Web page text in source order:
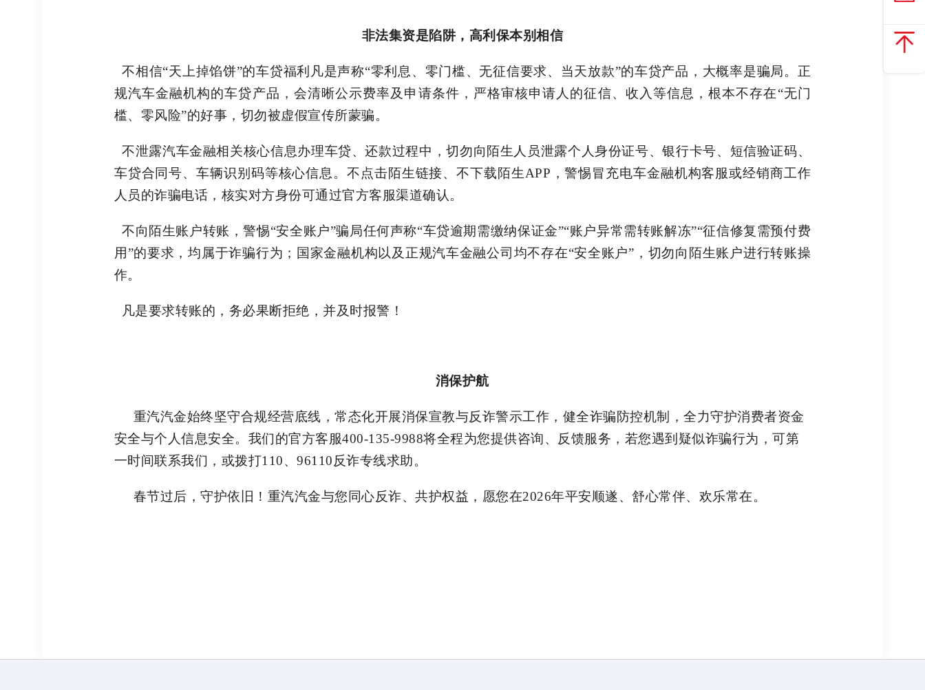
非法集资是陷阱，高利保本别相信
不相信“天上掉馅饼”的车贷福利凡是声称“零利息、零门槛、无征信要求、当天放款”的车贷产品，大概率是骗局。正
规汽车金融机构的车贷产品，会清晰公示费率及申请条件，严格审核申请人的征信、收入等信息，根本不存在“无门
槛、零风险”的好事，切勿被虚假宣传所蒙骗。
不泄露汽车金融相关核心信息办理车贷、还款过程中，切勿向陌生人员泄露个人身份证号、银行卡号、短信验证码、
车贷合同号、车辆识别码等核心信息。不点击陌生链接、不下载陌生APP，警惕冒充电车金融机构客服或经销商工作
人员的诈骗电话，核实对方身份可通过官方客服渠道确认。
不向陌生账户转账，警惕“安全账户”骗局任何声称“车贷逾期需缴纳保证金”“账户异常需转账解冻”“征信修复需预付费
用”的要求，均属于诈骗行为；国家金融机构以及正规汽车金融公司均不存在“安全账户”，切勿向陌生账户进行转账操
作。
凡是要求转账的，务必果断拒绝，并及时报警！
消保护航
重汽汽金始终坚守合规经营底线，常态化开展消保宣教与反诈警示工作，健全诈骗防控机制，全力守护消费者资金
安全与个人信息安全。 我们的官方客服400-135-9988将全程为您提供咨询、反馈服务，若您遇到疑似诈骗行为，可第
一时间联系我们，或拨打110、96110反诈专线求助。
春节过后，守护依旧！重汽汽金与您同心反诈、共护权益，愿您在2026年平安顺遂、舒心常伴、欢乐常在。